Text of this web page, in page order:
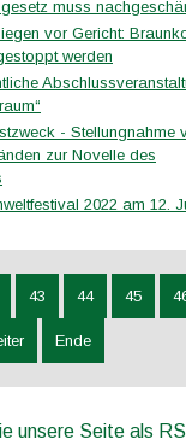
muss
vor Gericht:
werden
- Stellungnahme
zur Novelle des
2022 am 12.
43 44 45
Ende
unsere Seite als